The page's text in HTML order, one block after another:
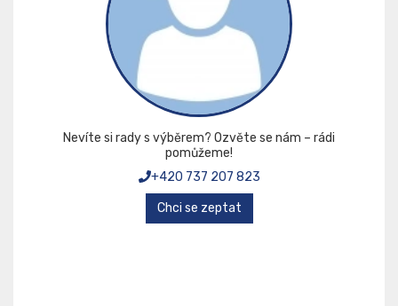
Nevíte si rady s výběrem? Ozvěte se nám – rádi
pomůžeme!
+420 737 207 823
Chci se zeptat